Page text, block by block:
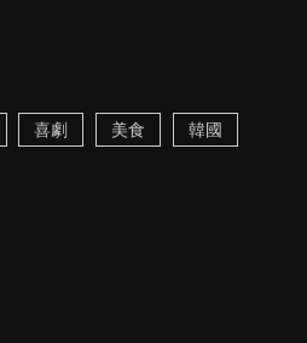
喜劇 美食 韓國